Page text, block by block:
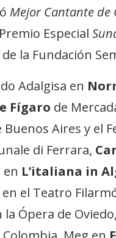
Mejor Cantante de
Especial
de la Fundación
Adalgisa en
Fígaro de
Aires y el
di Ferrara,
en L’italiana in
en el Teatro
la Ópera de